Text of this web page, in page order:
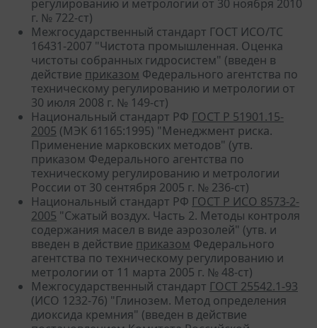
регулированию и метрологии от 30 ноября 2010
г. № 722-ст)
Межгосударственный стандарт ГОСТ ИСО/ТC
16431-2007 "Чистота промышленная. Оценка
чистоты собранных гидросистем" (введен в
действие приказом Федерального агентства по
техническому регулированию и метрологии от
30 июля 2008 г. № 149-ст)
Национальный стандарт РФ ГОСТ Р 51901.15-
2005 (МЭК 61165:1995) "Менеджмент риска.
Применение марковских методов" (утв.
приказом Федерального агентства по
техническому регулированию и метрологии
России от 30 сентября 2005 г. № 236-ст)
Национальный стандарт РФ ГОСТ Р ИСО 8573-2-
2005 "Сжатый воздух. Часть 2. Методы контроля
содержания масел в виде аэрозолей" (утв. и
введен в действие приказом Федерального
агентства по техническому регулированию и
метрологии от 11 марта 2005 г. № 48-ст)
Межгосударственный стандарт ГОСТ 25542.1-93
(ИСО 1232-76) "Глинозем. Метод определения
диоксида кремния" (введен в действие